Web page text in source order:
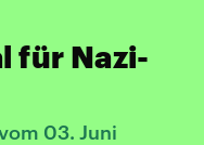
für Nazi-
03. Juni